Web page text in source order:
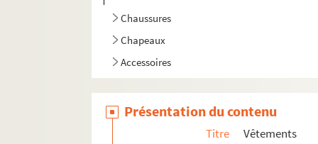
Chaussures
Chapeaux
Accessoires
Présentation du contenu
Titre Vêtements